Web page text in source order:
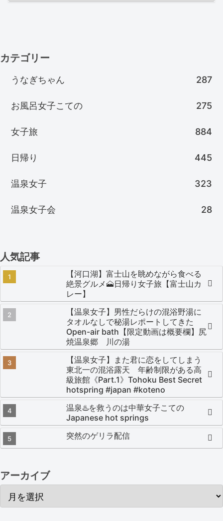
カテゴリー
うなぎちゃん 287
お風呂女子こての 275
女子旅 884
日帰り 445
温泉女子 323
温泉女子会 28
人気記事
【河口湖】富士山を眺めながら食べる
絶景グルメ🗻日帰り女子旅【富士山カ
レー】
【温泉女子】男性だらけの混浴野湯に
タオルなしで秘湯レポートしてきた
Open-air bath【限定動画は概要欄】尻
焼温泉郷 川の湯
【温泉女子】また君に恋をしてしまう
東北一の混浴露天 年齢制限がある高
級旅館《Part.1》Tohoku Best Secret
hotspring #japan #koteno
温泉♨️を救うのは中華女子こての
Japanese hot springs
突然のゲリラ配信
アーカイブ